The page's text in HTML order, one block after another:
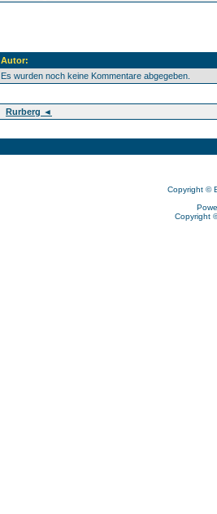
Autor:
Es wurden noch keine Kommentare abgegeben.
Rurberg ◄
Copyright ©
Copyright